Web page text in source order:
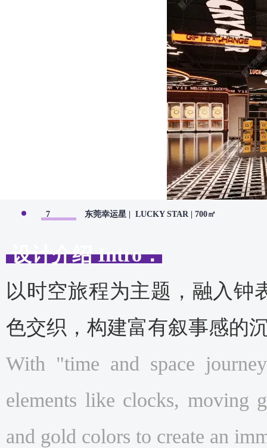
7 东莞幸运星 | LUCKY STAR | 700㎡
设计介绍 Intro：
以时空旅程为主题，融入钟
色交织，构建富有叙事感的
With "time and space
elements like clocks, moving
and gold colors to create an